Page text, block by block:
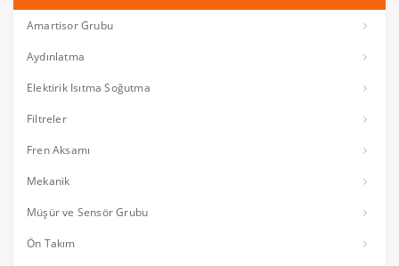
Amartisor Grubu
Aydınlatma
Elektirik Isıtma Soğutma
Filtreler
Fren Aksamı
Mekanik
Müşür ve Sensör Grubu
Ön Takım